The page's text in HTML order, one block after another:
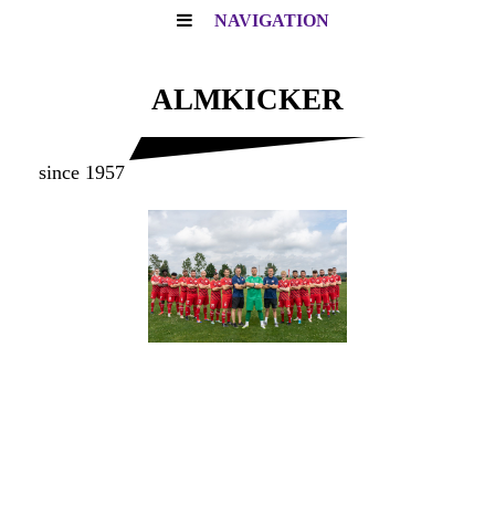
NAVIGATION
ALMKICKER
since 1957